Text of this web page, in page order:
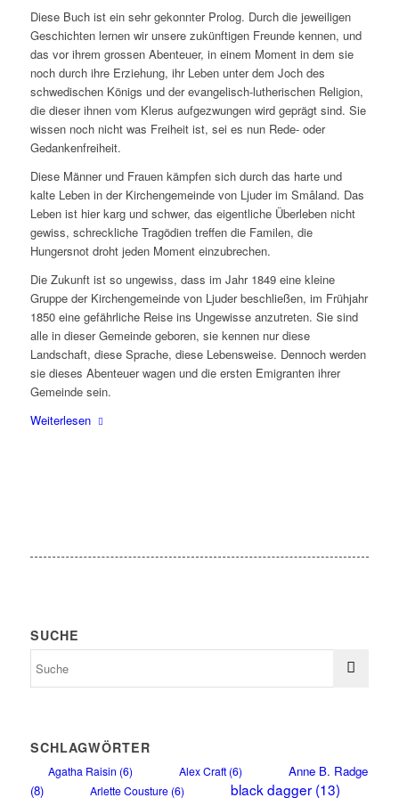
Diese Buch ist ein sehr gekonnter Prolog. Durch die jeweiligen
Geschichten lernen wir unsere zukünftigen Freunde kennen, und
das vor ihrem grossen Abenteuer, in einem Moment in dem sie
noch durch ihre Erziehung, ihr Leben unter dem Joch des
schwedischen Königs und der evangelisch-lutherischen Religion,
die dieser ihnen vom Klerus aufgezwungen wird geprägt sind. Sie
wissen noch nicht was Freiheit ist, sei es nun Rede- oder
Gedankenfreiheit.
Diese Männer und Frauen kämpfen sich durch das harte und
kalte Leben in der Kirchengemeinde von Ljuder im Smâland. Das
Leben ist hier karg und schwer, das eigentliche Überleben nicht
gewiss, schreckliche Tragödien treffen die Familen, die
Hungersnot droht jeden Moment einzubrechen.
Die Zukunft ist so ungewiss, dass im Jahr 1849 eine kleine
Gruppe der Kirchengemeinde von Ljuder beschließen, im Frühjahr
1850 eine gefährliche Reise ins Ungewisse anzutreten. Sie sind
alle in dieser Gemeinde geboren, sie kennen nur diese
Landschaft, diese Sprache, diese Lebensweise. Dennoch werden
sie dieses Abenteuer wagen und die ersten Emigranten ihrer
Gemeinde sein.
Weiterlesen
SUCHE
SCHLAGWÖRTER
Agatha Raisin (6) Alex Craft(6)
Anne B. Radge
(8)
Arlette Cousture(6) black dagger(13)